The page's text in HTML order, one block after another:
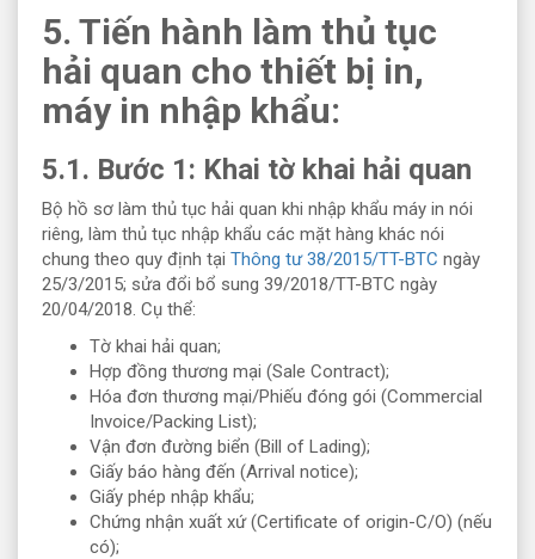
5. Tiến hành làm thủ tục
hải quan cho thiết bị in,
máy in nhập khẩu:
5.1. Bước 1: Khai tờ khai hải quan
Bộ hồ sơ làm thủ tục hải quan khi nhập khẩu máy in nói
riêng, làm thủ tục nhập khẩu các mặt hàng khác nói
chung theo quy định tại Thông tư 38/2015/TT-BTC ngày
25/3/2015; sửa đổi bổ sung 39/2018/TT-BTC ngày
20/04/2018. Cụ thể:
Tờ khai hải quan;
Hợp đồng thương mại (Sale Contract);
Hóa đơn thương mại/Phiếu đóng gói (Commercial
Invoice/Packing List);
Vận đơn đường biển (Bill of Lading);
Giấy báo hàng đến (Arrival notice);
Giấy phép nhập khẩu;
Chứng nhận xuất xứ (Certificate of origin-C/O) (nếu
có);